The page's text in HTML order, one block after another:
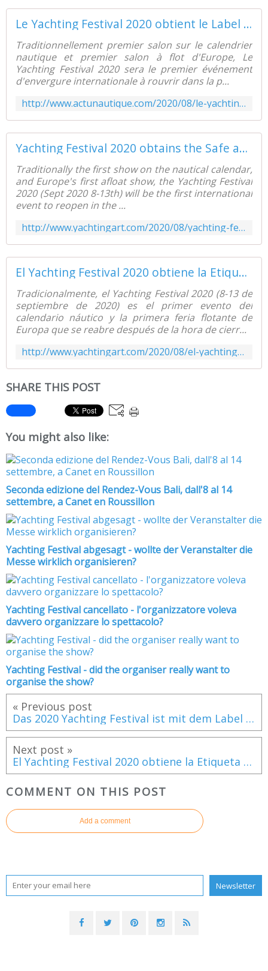
Le Yachting Festival 2020 obtient le Label Safe and Clean - ActuNautique.com
Traditionnellement premier salon sur le calendrier
nautique et premier salon à flot d'Europe, Le
Yachting Festival 2020 sera le premier événement
d'envergure internationale à rouvrir dans la p...
http://www.actunautique.com/2020/08/le-yachting-festival-2020-obtient-le-label-safe-and-clean.html
Yachting Festival 2020 obtains the Safe and Clean Label - Yachting Art Magazine
Traditionally the first show on the nautical calendar,
and Europe's first afloat show, the Yachting Festival
2020 (Sept 2020 8-13th) will be the first international
event to reopen in the ...
http://www.yachtingart.com/2020/08/yachting-festival-2020-obtains-the-safe-and-clean-label.html
El Yachting Festival 2020 obtiene la Etiqueta Safe and Clean - Yachting Art Magazine
Tradicionalmente, el Yachting Festival 2020 (8-13 de
septiembre de 2020) es el primer evento del
calendario náutico y la primera feria flotante de
Europa que se reabre después de la hora de cierr...
http://www.yachtingart.com/2020/08/el-yachting-festival-2020-obtiene-la-etiqueta-safe-and-clean.html
SHARE THIS POST
You might also like:
Seconda edizione del Rendez-Vous Bali, dall'8 al 14
settembre, a Canet en Roussillon
Yachting Festival abgesagt - wollte der Veranstalter die
Messe wirklich organisieren?
Yachting Festival cancellato - l'organizzatore voleva
davvero organizzare lo spettacolo?
Yachting Festival - did the organiser really want to
organise the show?
« Previous post
Das 2020 Yachting Festival ist mit dem Label "Safe & Clean" ausgezeichnet worden
Next post »
El Yachting Festival 2020 obtiene la Etiqueta Safe and Clean
COMMENT ON THIS POST
Add a comment